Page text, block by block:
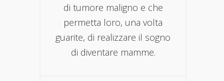
di tumore maligno e che
permetta loro, una volta
guarite, di realizzare il sogno
di diventare mamme.